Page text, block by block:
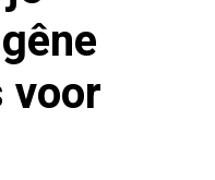
voor